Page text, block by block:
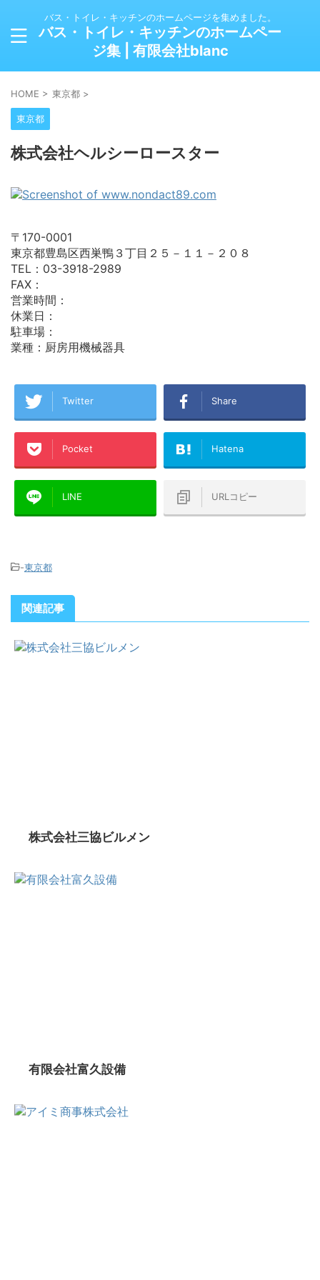
バス・トイレ・キッチンのホームページを集めました。
バス・トイレ・キッチンのホームペー
ジ集 | 有限会社blanc
HOME > 東京都 >
東京都
株式会社ヘルシーロースター
〒170-0001
東京都豊島区西巣鴨３丁目２５－１１－２０８
TEL：03-3918-2989
FAX：
営業時間：
休業日：
駐車場：
業種：厨房用機械器具
Twitter Share
Pocket Hatena
LINE URLコピー
-東京都
関連記事
株式会社三協ビルメン
有限会社富久設備